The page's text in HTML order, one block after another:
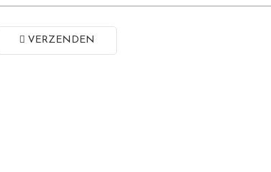
VERZENDEN